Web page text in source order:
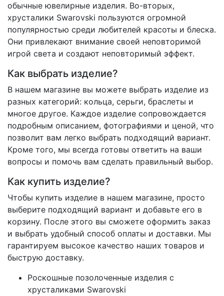
обычные ювелирные изделия. Во-вторых,
хрусталики Swarovski пользуются огромной
популярностью среди любителей красоты и блеска.
Они привлекают внимание своей неповторимой
игрой света и создают неповторимый эффект.
Как выбрать изделие?
В нашем магазине вы можете выбрать изделие из
разных категорий: кольца, серьги, браслеты и
многое другое. Каждое изделие сопровождается
подробным описанием, фотографиями и ценой, что
позволит вам легко выбрать подходящий вариант.
Кроме того, мы всегда готовы ответить на ваши
вопросы и помочь вам сделать правильный выбор.
Как купить изделие?
Чтобы купить изделие в нашем магазине, просто
выберите подходящий вариант и добавьте его в
корзину. После этого вы сможете оформить заказ
и выбрать удобный способ оплаты и доставки. Мы
гарантируем высокое качество наших товаров и
быструю доставку.
Роскошные позолоченные изделия с
хрусталиками Swarovski